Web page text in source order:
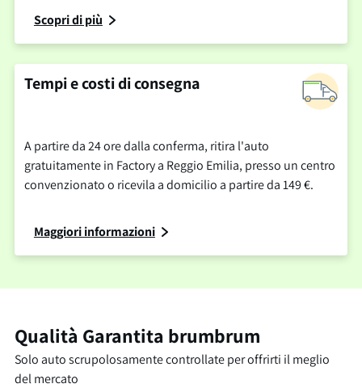
Scopri di più
Tempi e costi di consegna
A partire da 24 ore dalla conferma, ritira l'auto
gratuitamente in Factory a Reggio Emilia, presso un centro
convenzionato o ricevila a domicilio a partire da 149 €.
Maggiori informazioni
Qualità Garantita brumbrum
Solo auto scrupolosamente controllate per offrirti il meglio
del mercato